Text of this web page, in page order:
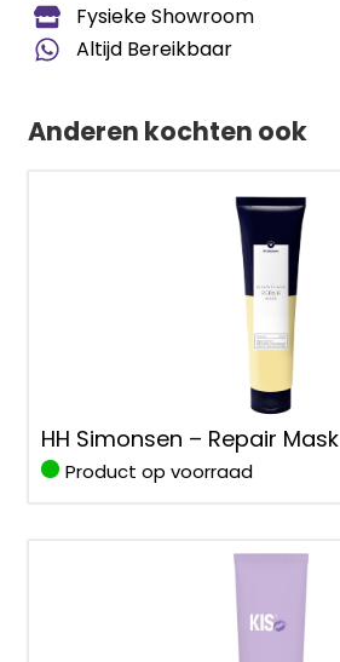
Fysieke Showroom
Altijd Bereikbaar
Anderen kochten ook
HH Simonsen – Repair Mask
Product op voorraad